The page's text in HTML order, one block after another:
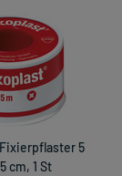
5
cm, 1 St